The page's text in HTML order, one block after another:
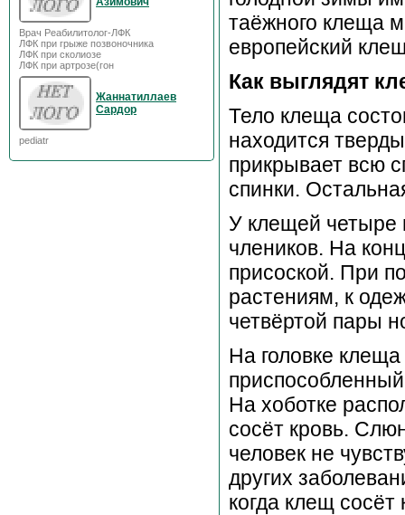
Врач Реабилитолог-ЛФК
ЛФК при грыже позвоночника
ЛФК при сколиозе
ЛФК при артрозе(гон
Жаннатиллаев
Сардор
pediatr
таёжного клеща
европейский
Как выглядят
Тело клеща
находится
прикрывает всю
спинки.
У клещей четыре
члеников. На
присоской. При
растениям, к
четвёртой пары
На головке
На хоботке
сосёт кровь.
человек не
других
когда клещ